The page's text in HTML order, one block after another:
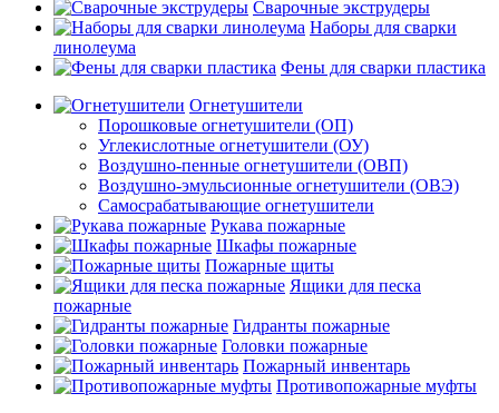
Сварочные экструдеры
Наборы для сварки
линолеума
Фены для сварки пластика
Огнетушители
Порошковые огнетушители (ОП)
Углекислотные огнетушители (ОУ)
Воздушно-пенные огнетушители (ОВП)
Воздушно-эмульсионные огнетушители (ОВЭ)
Самосрабатывающие огнетушители
Рукава пожарные
Шкафы пожарные
Пожарные щиты
Ящики для песка
пожарные
Гидранты пожарные
Головки пожарные
Пожарный инвентарь
Противопожарные муфты